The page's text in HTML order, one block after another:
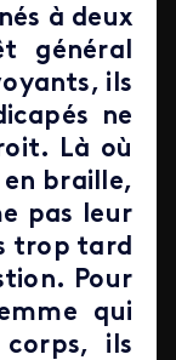
à deux
général
ils
ne
Là où
braille,
pas leur
trop tard
Pour
qui
ils